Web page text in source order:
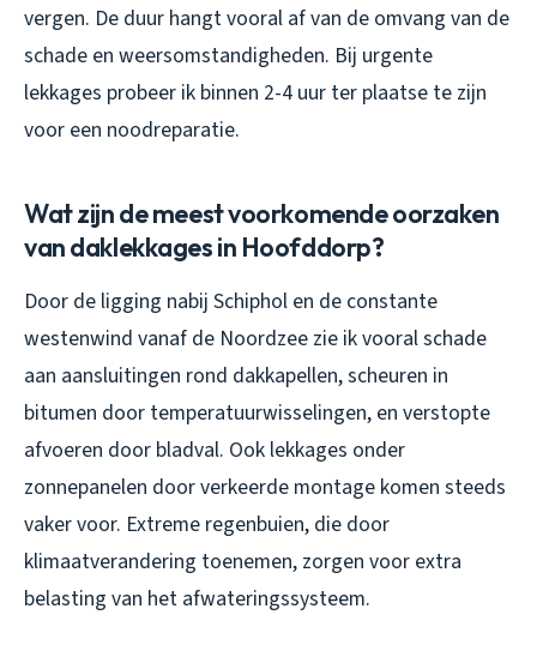
vergen. De duur hangt vooral af van de omvang van de
schade en weersomstandigheden. Bij urgente
lekkages probeer ik binnen 2-4 uur ter plaatse te zijn
voor een noodreparatie.
Wat zijn de meest voorkomende oorzaken
van daklekkages in Hoofddorp?
Door de ligging nabij Schiphol en de constante
westenwind vanaf de Noordzee zie ik vooral schade
aan aansluitingen rond dakkapellen, scheuren in
bitumen door temperatuurwisselingen, en verstopte
afvoeren door bladval. Ook lekkages onder
zonnepanelen door verkeerde montage komen steeds
vaker voor. Extreme regenbuien, die door
klimaatverandering toenemen, zorgen voor extra
belasting van het afwateringssysteem.